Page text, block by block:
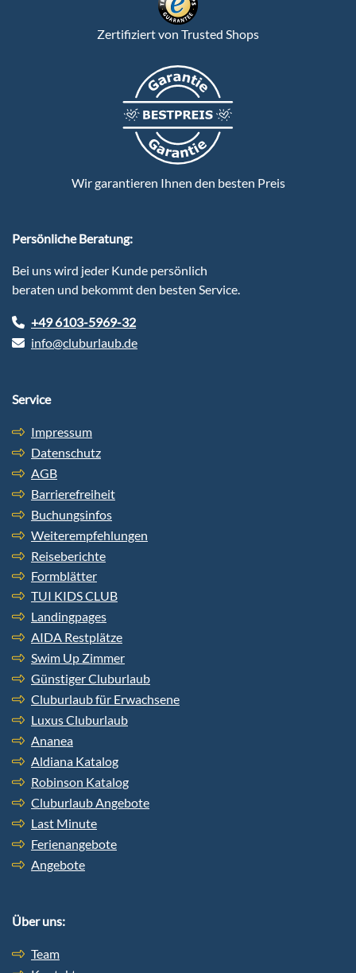
Zertifiziert von Trusted Shops
Wir garantieren Ihnen den besten Preis
Persönliche Beratung:
Bei uns wird jeder Kunde persönlich
beraten und bekommt den besten Service.
+49 6103-5969-32
info@cluburlaub.de
Service
Impressum
Datenschutz
AGB
Barrierefreiheit
Buchungsinfos
Weiterempfehlungen
Reiseberichte
Formblätter
TUI KIDS CLUB
Landingpages
AIDA Restplätze
Swim Up Zimmer
Günstiger Cluburlaub
Cluburlaub für Erwachsene
Luxus Cluburlaub
Ananea
Aldiana Katalog
Robinson Katalog
Cluburlaub Angebote
Last Minute
Ferienangebote
Angebote
Über uns:
Team